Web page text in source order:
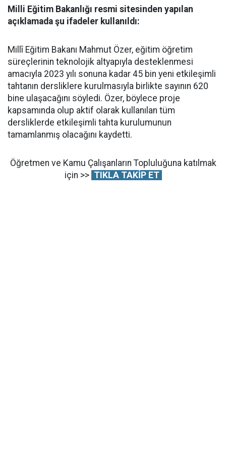
Milli Eğitim Bakanlığı resmi sitesinden yapılan
açıklamada şu ifadeler kullanıldı:
Millî Eğitim Bakanı Mahmut Özer, eğitim öğretim
süreçlerinin teknolojik altyapıyla desteklenmesi
amacıyla 2023 yılı sonuna kadar 45 bin yeni etkileşimli
tahtanın dersliklere kurulmasıyla birlikte sayının 620
bine ulaşacağını söyledi. Özer, böylece proje
kapsamında olup aktif olarak kullanılan tüm
dersliklerde etkileşimli tahta kurulumunun
tamamlanmış olacağını kaydetti.
Öğretmen ve Kamu Çalışanların Topluluğuna katılmak
için >> TIKLA TAKİP ET